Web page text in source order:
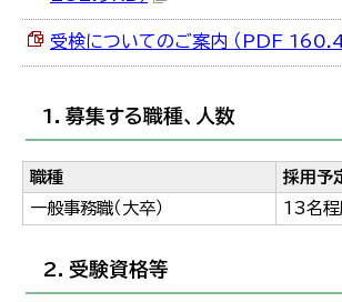
한국어
简体中文
繁體中文
受検についてのご案内 （PDF
1．募集する職種、人数
職種
採用予
一般事務職（大卒）
13名程
2．受験資格等